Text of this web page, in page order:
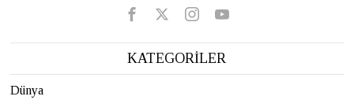
KATEGORİLER
Dünya